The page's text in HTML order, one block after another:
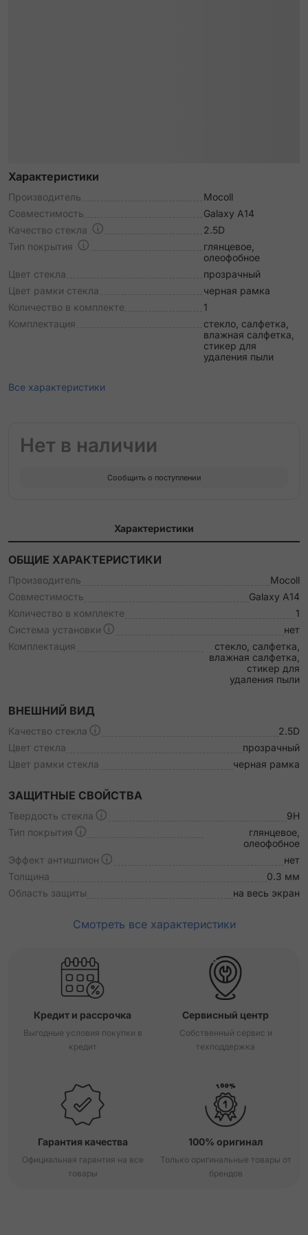
Характеристики
Производитель
Mocoll
Совместимость
Galaxy A14
Качество стекла
2.5D
Тип покрытия
глянцевое,
олеофобное
Цвет стекла
прозрачный
Цвет рамки стекла
черная рамка
Количество в комплекте
1
Комплектация
стекло, салфетка,
влажная салфетка,
стикер для
удаления пыли
Все характеристики
Нет в наличии
Сообщить о поступлении
Характеристики
ОБЩИЕ ХАРАКТЕРИСТИКИ
Производитель
Mocoll
Совместимость
Galaxy A14
Количество в комплекте
1
Система установки
нет
Комплектация
стекло, салфетка,
влажная салфетка,
стикер для
удаления пыли
ВНЕШНИЙ ВИД
Качество стекла
2.5D
Цвет стекла
прозрачный
Цвет рамки стекла
черная рамка
ЗАЩИТНЫЕ СВОЙСТВА
Твердость стекла
9H
Тип покрытия
глянцевое,
олеофобное
Эффект антишпион
нет
Толщина
0.3 мм
Область защиты
на весь экран
Смотреть все характеристики
Кредит и рассрочка
Выгодные условия покупки в
кредит
Сервисный центр
Собственный сервис и
техподдержка
Гарантия качества
Официальная гарантия на все
товары
100% оригинал
Только оригинальные товары от
брендов